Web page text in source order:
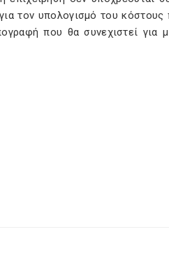
τον υπολογισμό του
που θα συνεχιστεί για